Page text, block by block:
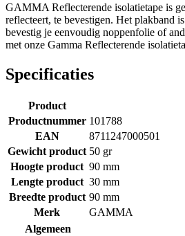
GAMMA Reflecterende isolatietape is
reflecteert, te bevestigen. Het plakband
bevestig je eenvoudig noppenfolie of
met onze Gamma Reflecterende
Specificaties
Product
Productnummer 101788
EAN
8711247000501
Gewicht product 50 gr
Hoogte product 90 mm
Lengte product 30 mm
Breedte product 90 mm
Merk
GAMMA
Algemeen